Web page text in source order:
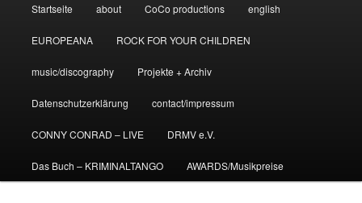
Startseite about CoCo productions english
EUROPEANA ROCK FOR YOUR CHILDREN
music/discography Projekte + Archiv
Datenschutzerklärung contact/impressum
CONNY CONRAD – LIVE DRMV e.V.
Das Buch – KRIMINALTANGO AWARDS/Musikpreise